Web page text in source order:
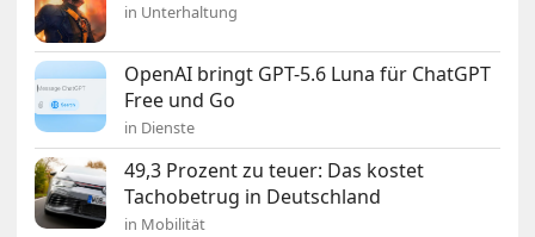
in Unterhaltung
OpenAI bringt GPT-5.6 Luna für ChatGPT
Free und Go
in Dienste
49,3 Prozent zu teuer: Das kostet
Tachobetrug in Deutschland
in Mobilität